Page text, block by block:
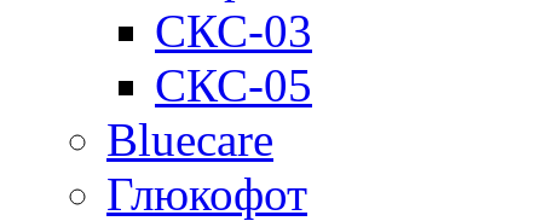
СКС-03
СКС-05
Bluecare
Глюкофот